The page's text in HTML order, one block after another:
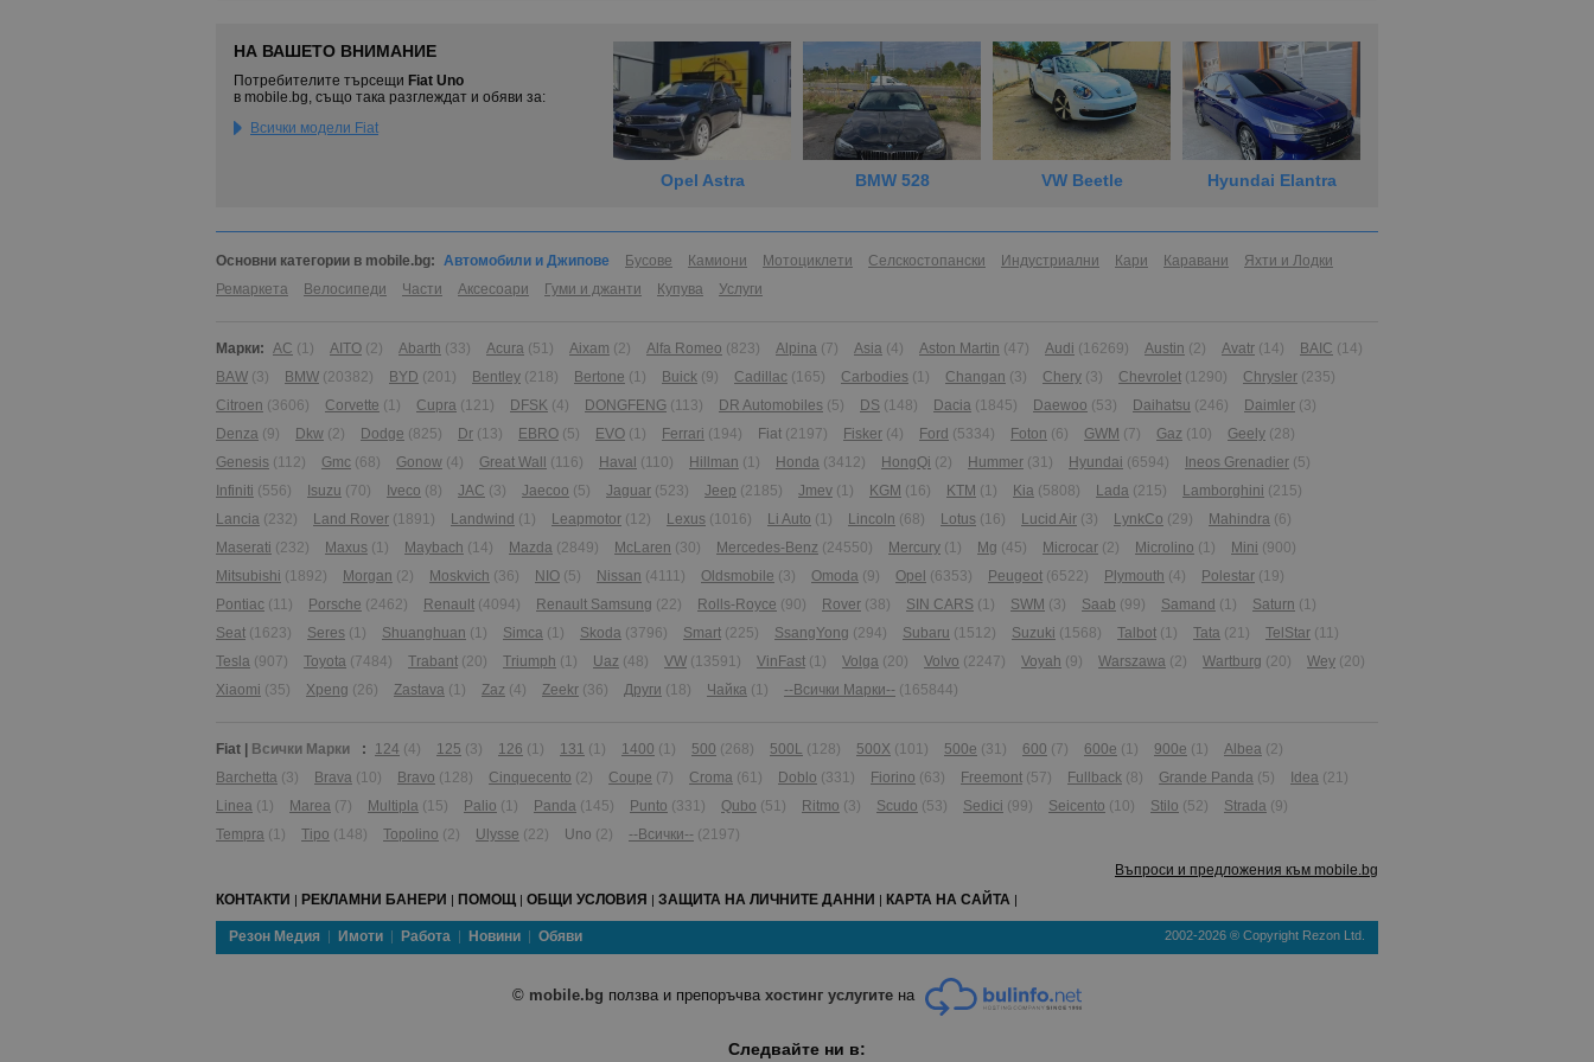
НА ВАШЕТО ВНИМАНИЕ
Потребителите търсещи Fiat Uno
в mobile.bg, също така разглеждат и обяви за:
Всички модели Fiat
Opel Astra BMW 528 VW Beetle Hyundai Elantra
Основни категории в mobile.bg: Автомобили и Джипове Бусове Камиони Мотоциклети Селскостопански Индустриални Кари Каравани
Яхти и Лодки
Ремаркета
Велосипеди Части Аксесоари Гуми и джанти Купува Услуги
Марки: AC (1) AITO (2) Abarth (33) Acura (51) Aixam (2) Alfa Romeo (823) Alpina (7) Asia (4) Aston Martin (47) Audi (16269) Austin (2) Avatr (14) BAIC (14)
BAW (3) BMW (20382) BYD (201) Bentley (218) Bertone (1) Buick (9) Cadillac (165) Carbodies (1) Changan (3) Chery (3) Chevrolet (1290) Chrysler (235)
Citroen (3606) Corvette (1) Cupra (121) DFSK (4) DONGFENG (113) DR Automobiles (5) DS (148) Dacia (1845) Daewoo (53) Daihatsu (246) Daimler (3)
Denza (9) Dkw (2) Dodge (825) Dr (13) EBRO (5) EVO (1) Ferrari (194) Fiat (2197) Fisker (4) Ford (5334) Foton (6) GWM (7) Gaz (10) Geely (28)
Genesis (112) Gmc (68) Gonow (4) Great Wall (116) Haval (110) Hillman (1) Honda (3412) HongQi (2) Hummer (31) Hyundai (6594) Ineos Grenadier (5)
Infiniti (556) Isuzu (70) Iveco (8) JAC (3) Jaecoo (5) Jaguar (523) Jeep (2185) Jmev (1) KGM (16) KTM (1) Kia (5808) Lada (215) Lamborghini (215)
Lancia (232) Land Rover (1891) Landwind (1) Leapmotor (12) Lexus (1016) Li Auto (1) Lincoln (68) Lotus (16) Lucid Air (3) LynkCo (29) Mahindra (6)
Maserati (232) Maxus (1) Maybach (14) Mazda (2849) McLaren (30) Mercedes-Benz (24550) Mercury (1) Mg (45) Microcar (2) Microlino (1) Mini (900)
Mitsubishi (1892) Morgan (2) Moskvich (36) NIO (5) Nissan (4111) Oldsmobile (3) Omoda (9) Opel (6353) Peugeot (6522) Plymouth (4) Polestar (19)
Pontiac (11) Porsche (2462) Renault (4094) Renault Samsung (22) Rolls-Royce (90) Rover (38) SIN CARS (1) SWM (3) Saab (99) Samand (1) Saturn (1)
Seat (1623) Seres (1) Shuanghuan (1) Simca (1) Skoda (3796) Smart (225) SsangYong (294) Subaru (1512) Suzuki (1568) Talbot (1) Tata (21) TelStar (11)
Tesla (907) Toyota (7484) Trabant (20) Triumph (1) Uaz (48) VW (13591) VinFast (1) Volga (20) Volvo (2247) Voyah (9) Warszawa (2) Wartburg (20) Wey (20)
Xiaomi (35) Xpeng (26) Zastava (1) Zaz (4) Zeekr (36) Други (18) Чайка (1) --Всички Марки-- (165844)
Fiat Всички Марки : 124 (4) 125 (3) 126 (1) 131 (1) 1400 (1) 500 (268) 500L (128) 500X (101) 500e (31) 600 (7) 600e (1) 900e (1) Albea (2)
Barchetta (3) Brava (10) Bravo (128) Cinquecento (2) Coupe (7) Croma (61) Doblo (331) Fiorino (63) Freemont (57) Fullback (8) Grande Panda (5) Idea (21)
Linea (1) Marea (7) Multipla (15) Palio (1) Panda (145) Punto (331) Qubo (51) Ritmo (3) Scudo (53) Sedici (99) Seicento (10) Stilo (52) Strada (9)
Tempra (1) Tipo (148) Topolino (2) Ulysse (22) Uno (2) --Всички-- (2197)
Въпроси и предложения към mobile.bg
КОНТАКТИ
РЕКЛАМНИ БАНЕРИ ПОМОЩ ОБЩИ УСЛОВИЯ ЗАЩИТА НА ЛИЧНИТЕ ДАННИ КАРТА НА САЙТА
Резон Медия Имоти Работа Новини Обяви 2002-2026 ® Copyright Rezon Ltd.
© mobile.bg ползва и препоръчвахостинг услугите на
Следвайте ни в: